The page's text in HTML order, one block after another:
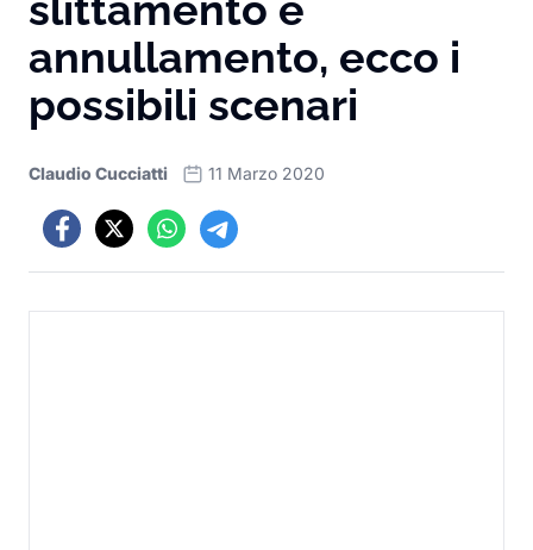
annullamento, ecco i
possibili scenari
Claudio Cucciatti 11 Marzo 2020